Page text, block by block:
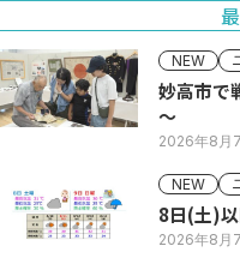
NEW
妙高市で
～
2026年8月
NEW
2026年8月